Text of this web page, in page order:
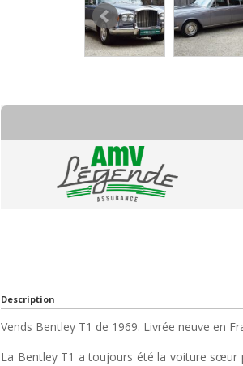
Description
Vends Bentley T1 de 1969. Livrée neuve en
La Bentley T1 a toujours été la voiture sœur